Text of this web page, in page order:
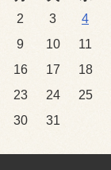
2 3 4
9 10 11
16 17 18
23 24 25
30 31